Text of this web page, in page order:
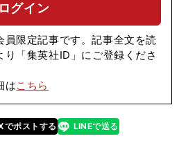
ログイン
員限定記事です。記事全文を読
「集英社ID」にご登録くださ
はこちら
でポストする
line LINEで送る